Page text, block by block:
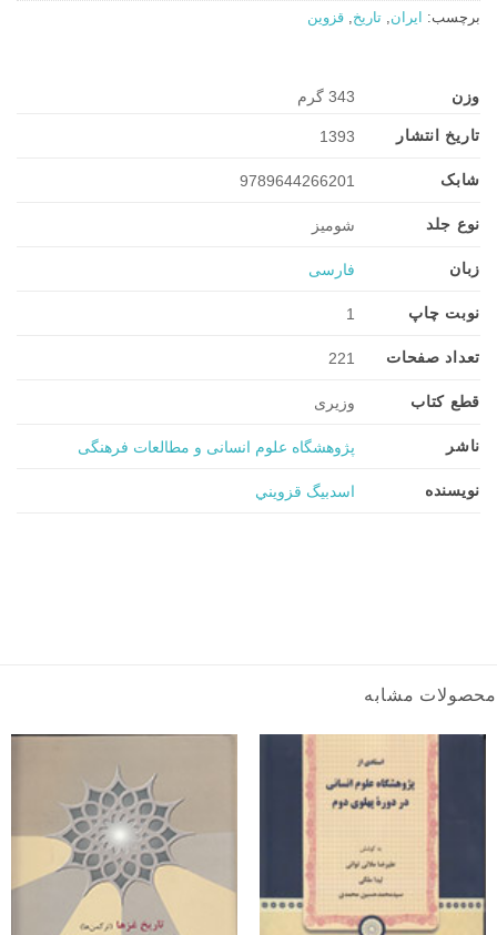
برچسب: ایران تاریخ قزوین
وزن 343 گرم
تاریخ انتشار 1393
شابک 9789644266201
نوع جلد شومیز
زبان فارسی
نوبت چاپ 1
تعداد صفحات 221
قطع کتاب وزیری
ناشر پژوهشگاه علوم انسانی و مطالعات فرهنگی
نویسنده اسدبيگ قزويني
محصولات مشابه